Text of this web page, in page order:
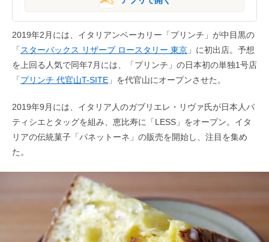
2019年2月には、イタリアンベーカリー「プリンチ」が中目黒の
「スターバックス リザーブ ロースタリー 東京 」に初出店。予想
を上回る人気で同年7月には、「プリンチ」の日本初の単独1号店
「プリンチ 代官山T-SITE 」を代官山にオープンさせた。
2019年9月には、イタリア人のガブリエレ・リヴァ氏が日本人パ
ティシエとタッグを組み、恵比寿に「LESS」をオープン。イタ
リアの伝統菓子「パネットーネ」の販売を開始し、注目を集め
た。